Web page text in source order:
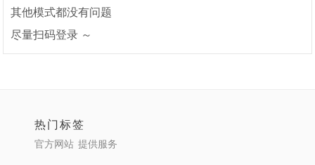
其他模式都没有问题
尽量扫码登录 ～
热门标签
官方网站 提供服务